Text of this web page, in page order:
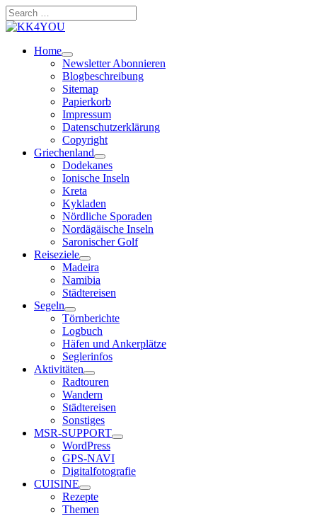
Zum
Inhalt
Search
…
Home
Newsletter Abonnieren
Blogbeschreibung
Sitemap
Papierkorb
Impressum
Datenschutzerklärung
Copyright
Griechenland
Dodekanes
Ionische Inseln
Kreta
Kykladen
Nördliche Sporaden
Nordägäische Inseln
Saronischer Golf
Reiseziele
Madeira
Namibia
Städtereisen
Segeln
Törnberichte
Logbuch
Häfen und Ankerplätze
Seglerinfos
Aktivitäten
Radtouren
Wandern
Städtereisen
Sonstiges
MSR-SUPPORT
WordPress
GPS-NAVI
Digitalfotografie
CUISINE
Rezepte
Themen